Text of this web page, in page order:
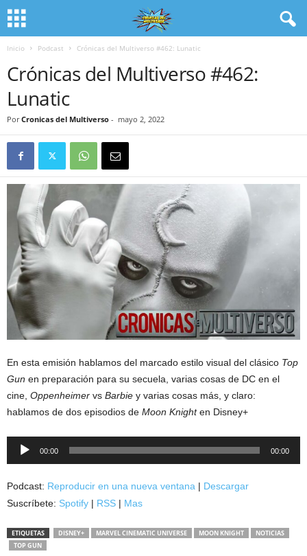
Inicio Podcast Crónicas del Multiverso #462: Lunatic
Crónicas del Multiverso #462:
Lunatic
Por Cronicas del Multiverso - mayo 2, 2022
En esta emisión hablamos del marcado estilo visual del clásico Top
Gun en preparación para su secuela, varias cosas de DC en el
cine, Oppenheimer vs Barbie y varias cosas más, y claro:
hablamos de dos episodios de Moon Knighten Disney+
Reproductor
00:00 00:00
Podcast: Reproducir en una nueva ventana | Descargar
Suscríbete: Spotify | RSS | Mas
ETIQUETAS DISNEY+ MARVEL CINEMATIC UNIVERSE MOON KNIGHT
NOTICIAS
TOP GUN